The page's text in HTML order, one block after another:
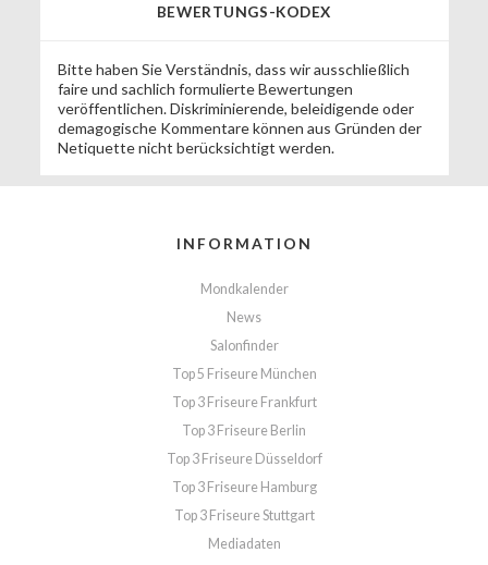
BEWERTUNGS-KODEX
Bitte haben Sie Verständnis, dass wir ausschließlich
faire und sachlich formulierte Bewertungen
veröffentlichen. Diskriminierende, beleidigende oder
demagogische Kommentare können aus Gründen der
Netiquette nicht berücksichtigt werden.
INFORMATION
Mondkalender
News
Salonfinder
Top 5 Friseure München
Top 3 Friseure Frankfurt
Top 3 Friseure Berlin
Top 3 Friseure Düsseldorf
Top 3 Friseure Hamburg
Top 3 Friseure Stuttgart
Mediadaten